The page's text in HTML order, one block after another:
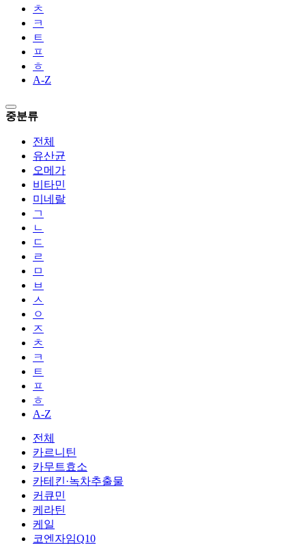
ㅊ
ㅋ
ㅌ
ㅍ
ㅎ
A-Z
중분류
전체
유산균
오메가
비타민
미네랄
ㄱ
ㄴ
ㄷ
ㄹ
ㅁ
ㅂ
ㅅ
ㅇ
ㅈ
ㅊ
ㅋ
ㅌ
ㅍ
ㅎ
A-Z
전체
카르니틴
카무트효소
카테킨·녹차추출물
커큐민
케라틴
케일
코엔자임Q10